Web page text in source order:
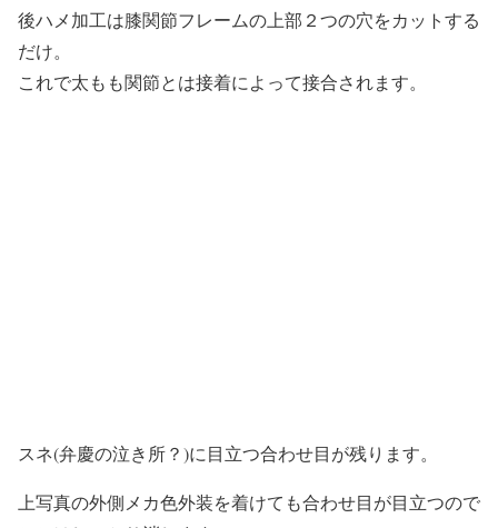
後ハメ加工は膝関節フレームの上部２つの穴をカットする
だけ。
これで太もも関節とは接着によって接合されます。
スネ(弁慶の泣き所？)に目立つ合わせ目が残ります。
上写真の外側メカ色外装を着けても合わせ目が目立つので